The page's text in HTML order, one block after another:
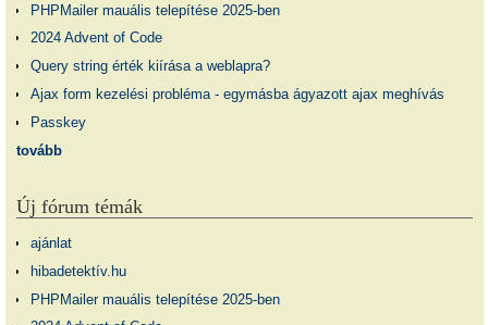
PHPMailer mauális telepítése 2025-ben
2024 Advent of Code
Query string érték kiírása a weblapra?
Ajax form kezelési probléma - egymásba ágyazott ajax meghívás
Passkey
tovább
Új fórum témák
ajánlat
hibadetektív.hu
PHPMailer mauális telepítése 2025-ben